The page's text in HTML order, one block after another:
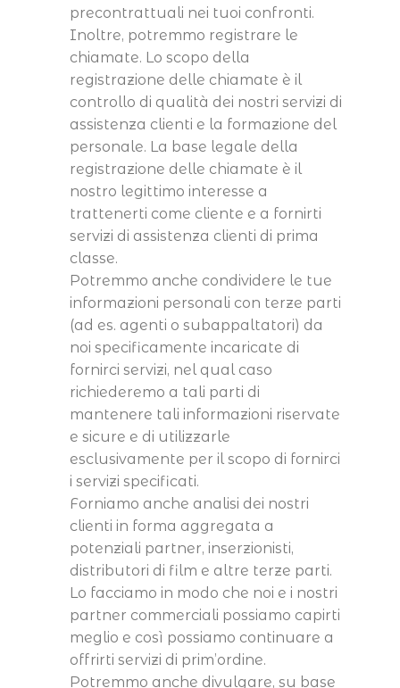
precontrattuali nei tuoi confronti.
Inoltre, potremmo registrare le
chiamate. Lo scopo della
registrazione delle chiamate è il
controllo di qualità dei nostri servizi di
assistenza clienti e la formazione del
personale. La base legale della
registrazione delle chiamate è il
nostro legittimo interesse a
trattenerti come cliente e a fornirti
servizi di assistenza clienti di prima
classe.
Potremmo anche condividere le tue
informazioni personali con terze parti
(ad es. agenti o subappaltatori) da
noi specificamente incaricate di
fornirci servizi, nel qual caso
richiederemo a tali parti di
mantenere tali informazioni riservate
e sicure e di utilizzarle
esclusivamente per il scopo di fornirci
i servizi specificati.
Forniamo anche analisi dei nostri
clienti in forma aggregata a
potenziali partner, inserzionisti,
distributori di film e altre terze parti.
Lo facciamo in modo che noi e i nostri
partner commerciali possiamo capirti
meglio e così possiamo continuare a
offrirti servizi di prim’ordine.
Potremmo anche divulgare, su base